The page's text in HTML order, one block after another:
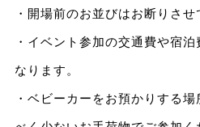
・開場前のお並びはお断りさせ
・イベント参加の交通費や宿
なります。
・ベビーカーをお預かりする